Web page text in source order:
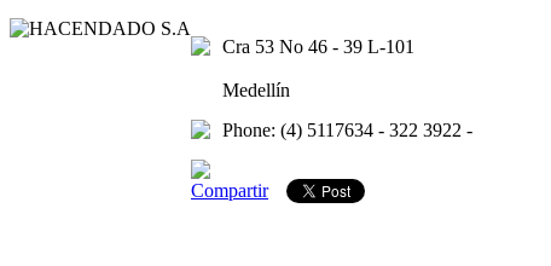
Cra 53 No 46 - 39 L-101
Medellín
Phone: (4) 5117634 - 322 3922 -
Compartir